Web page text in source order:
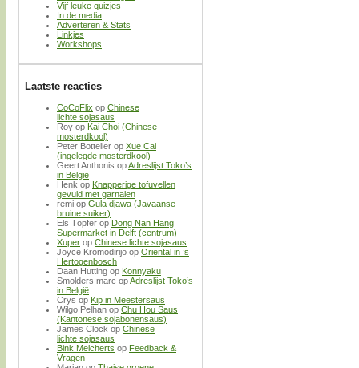
Vijf leuke quizjes
In de media
Adverteren & Stats
Linkjes
Workshops
Laatste reacties
CoCoFlix op Chinese
lichte sojasaus
Roy op Kai Choi (Chinese
mosterdkool)
Peter Bottelier op Xue Cai
(ingelegde mosterdkool)
Geert Anthonis opAdreslijst Toko’s
in België
Henk op Knapperige tofuvellen
gevuld met garnalen
remi op Gula djawa (Javaanse
bruine suiker)
Els Töpfer op Dong Nan Hang
Supermarket in Delft (centrum)
Xuper op Chinese lichte sojasaus
Joyce Kromodirijo op Oriental in ’s
Hertogenbosch
Daan Hutting op Konnyaku
Smolders marc opAdreslijst Toko’s
in België
Crys op Kip in Meestersaus
Wilgo Pelhan op Chu Hou Saus
(Kantonese sojabonensaus)
James Clock op Chinese
lichte sojasaus
Bink Melcherts op Feedback &
Vragen